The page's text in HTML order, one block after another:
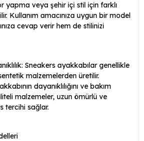
yapma veya şehir içi stil için farklı
Kullanım amacınıza uygun bir model
cevap verir hem de stilinizi
Sneakers ayakkabılar genellikle
malzemelerden üretilir.
dayanıklılığını ve bakım
malzemeler, uzun ömürlü ve
tercihi sağlar.